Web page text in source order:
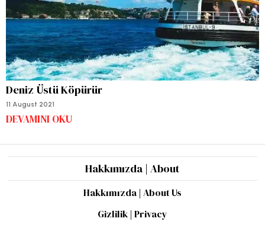
Deniz Üstü Köpürür
11 August 2021
DEVAMINI OKU
Hakkımızda | About
Hakkımızda | About Us
Gizlilik | Privacy